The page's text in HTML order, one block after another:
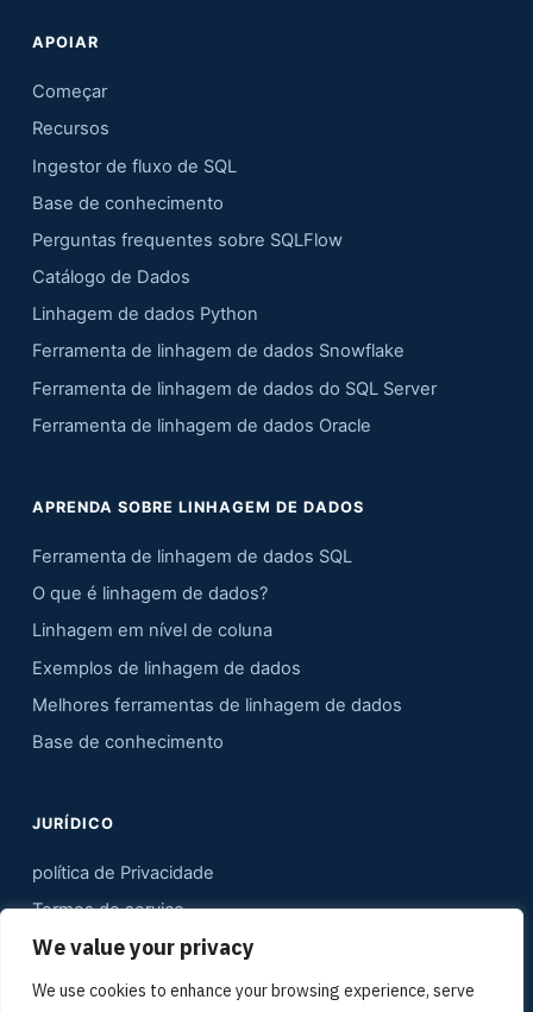
We value your privacy
We use cookies to enhance your browsing experience, serve
APOIAR
Começar
Recursos
Ingestor de fluxo de SQL
Base de conhecimento
Perguntas frequentes sobre SQLFlow
Catálogo de Dados
Linhagem de dados Python
Ferramenta de linhagem de dados Snowflake
Ferramenta de linhagem de dados do SQL Server
Ferramenta de linhagem de dados Oracle
APRENDA SOBRE LINHAGEM DE DADOS
Ferramenta de linhagem de dados SQL
O que é linhagem de dados?
Linhagem em nível de coluna
Exemplos de linhagem de dados
Melhores ferramentas de linhagem de dados
Base de conhecimento
JURÍDICO
política de Privacidade
Termos de serviço
Contato
Mapa do site